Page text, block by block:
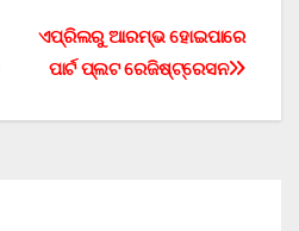
ଏପ୍ରିଲରୁ ଆରମ୍ଭ ହୋଇପାରେ
ପାର୍ଟ ପ୍ଲଟ ରେଜିଷ୍ଟ୍ରେସନ